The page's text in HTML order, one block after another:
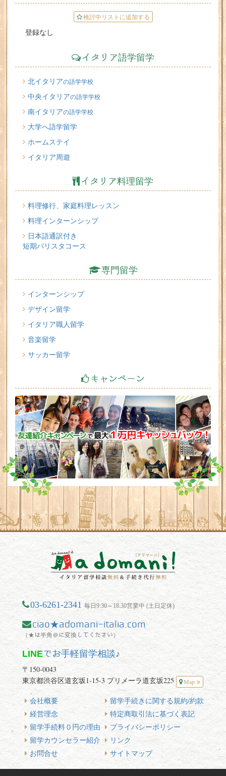
検討中リストに追加する
登録なし
イタリア語学留学
北イタリアの語学学校
中央イタリアの語学学校
南イタリアの語学学校
大学へ語学留学
ホームステイ
イタリア周遊
イタリア料理留学
料理修行、家庭料理レッスン
料理インターンシップ
日本語通訳付き
短期バリスタコース
専門留学
インターンシップ
デザイン留学
イタリア職人留学
音楽留学
サッカー留学
キャンペーン
03-6261-2341 毎日9:30～18:30営業中 (土日定休)
ciao★adomani-italia.com
（★は半角＠に変換してください）
LINEでお手軽留学相談♪
〒150-0043
東京都渋谷区道玄坂1-15-3 プリメーラ道玄坂225
Map
会社概要
経営理念
留学手続料０円の理由
留学カウンセラー紹介
お問合せ
留学手続きに関する規約/約款
特定商取引法に基づく表記
プライバシーポリシー
リンク
サイトマップ